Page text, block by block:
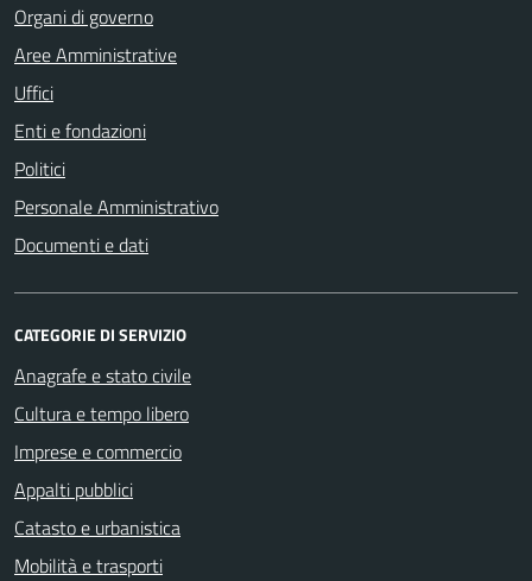
Organi di governo
Aree Amministrative
Uffici
Enti e fondazioni
Politici
Personale Amministrativo
Documenti e dati
CATEGORIE DI SERVIZIO
Anagrafe e stato civile
Cultura e tempo libero
Imprese e commercio
Appalti pubblici
Catasto e urbanistica
Mobilità e trasporti